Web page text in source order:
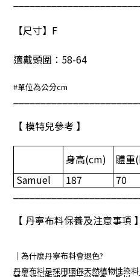
【尺寸】F
適戴頭圍：58-64
#單位為公分cm
【 模特兒參考 】
身高(cm) 體重
Samuel
187 70
【 丹寧布料保養及注意事項 】
｜為什麼丹寧布料會退色?
丹寧布料是採用環保天然植物性染